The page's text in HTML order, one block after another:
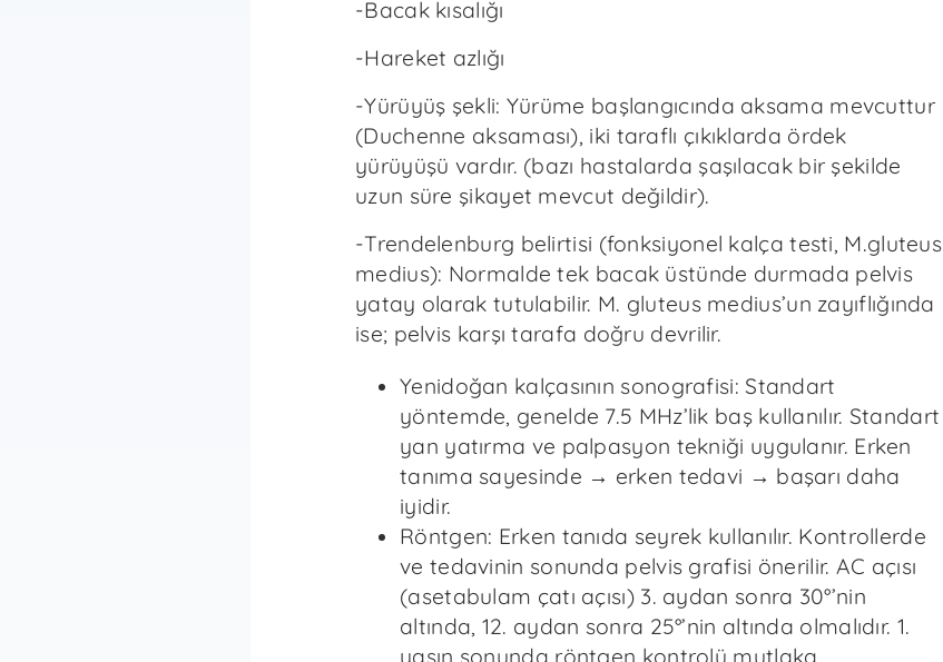
-Bacak kısalığı
-Hareket azlığı
-Yürüyüş şekli: Yürüme başlangıcında aksama mevcuttur
(Duchenne aksaması), iki taraflı çıkıklarda ördek
yürüyüşü vardır. (bazı hastalarda şaşılacak bir şekilde
uzun süre şikayet mevcut değildir).
-Trendelenburg belirtisi (fonksiyonel kalça testi, M.gluteus
medius): Normalde tek bacak üstünde durmada pelvis
yatay olarak tutulabilir. M. gluteus medius’un zayıflığında
ise; pelvis karşı tarafa doğru devrilir.
Yenidoğan kalçasının sonografisi: Standart
yöntemde, genelde 7.5 MHz’lik baş kullanılır. Standart
yan yatırma ve palpasyon tekniği uygulanır. Erken
tanıma sayesinde → erken tedavi → başarı daha
iyidir.
Röntgen: Erken tanıda seyrek kullanılır. Kontrollerde
ve tedavinin sonunda pelvis grafisi önerilir. AC açısı
(asetabulam çatı açısı) 3. aydan sonra 30°’nin
altında, 12. aydan sonra 25°’nin altında olmalıdır. 1.
yaşın sonunda röntgen kontrolü mutlaka